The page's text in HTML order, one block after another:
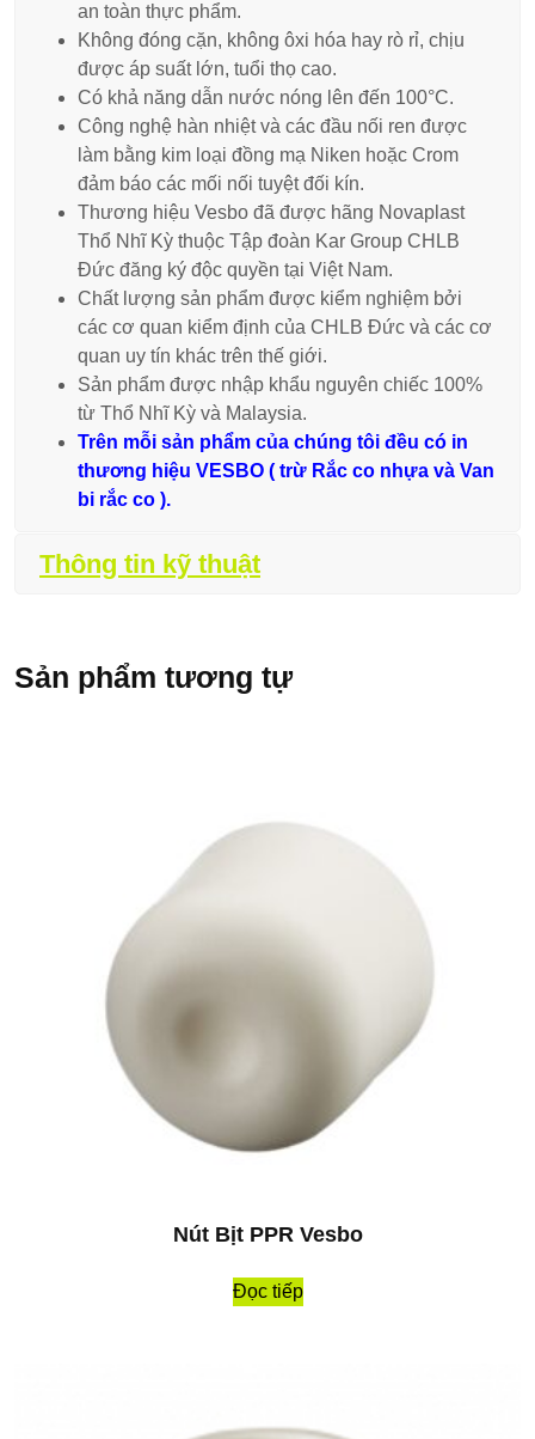
an toàn thực phẩm.
Không đóng cặn, không ôxi hóa hay rò rỉ, chịu
được áp suất lớn, tuổi thọ cao.
Có khả năng dẫn nước nóng lên đến 100°C.
Công nghệ hàn nhiệt và các đầu nối ren được
làm bằng kim loại đồng mạ Niken hoặc Crom
đảm báo các mối nối tuyệt đối kín.
Thương hiệu Vesbo đã được hãng Novaplast
Thổ Nhĩ Kỳ thuộc Tập đoàn Kar Group CHLB
Đức đăng ký độc quyền tại Việt Nam.
Chất lượng sản phẩm được kiểm nghiệm bởi
các cơ quan kiểm định của CHLB Đức và các cơ
quan uy tín khác trên thế giới.
Sản phẩm được nhập khẩu nguyên chiếc 100%
từ Thổ Nhĩ Kỳ và Malaysia.
Trên mỗi sản phẩm của chúng tôi đều có in
thương hiệu VESBO ( trừ Rắc co nhựa và Van
bi rắc co ).
Thông tin kỹ thuật
Sản phẩm tương tự
Nút Bịt PPR Vesbo
Đọc tiếp